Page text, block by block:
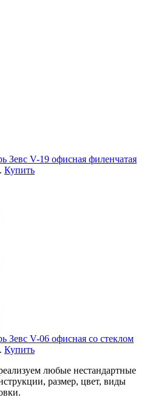
Зевс V-19 офисная филенчатая
Купить
Зевс V-06 офисная со стеклом
Купить
любые нестандартные
размер, цвет, виды